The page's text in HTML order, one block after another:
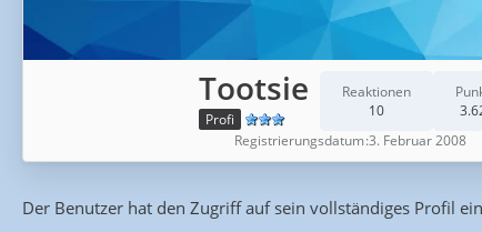
Tootsie
Profi
Reaktionen
10
Registrierungsdatum 3. Februar 2008
Der Benutzer hat den Zugriff auf sein vollständiges Profil